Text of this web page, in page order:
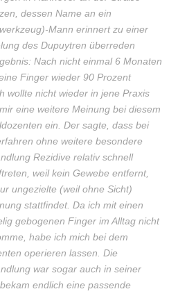
dessen Name an ein
Mann erinnert zu einer
des Dupuytren überreden
Nach nicht einmal 6 Monaten
Finger wieder 90 Prozent
wollte nicht wieder in jene Praxis
eine weitere Meinung bei diesem
ein. Der sagte, dass bei
ohne weitere besondere
Rezidive relativ schnell
weil kein Gewebe entfernt,
ungezielte (weil ohne Sicht)
stattfindet. Da ich mit einen
gebogenen Finger im Alltag nicht
habe ich mich bei dem
operieren lassen. Die
war sogar auch in seiner
endlich eine passende